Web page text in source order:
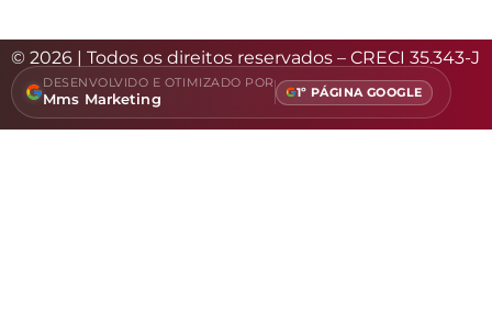
© 2026 | Todos os direitos reservados – CRECI 35.343-J
DESENVOLVIDO E OTIMIZADO POR
Mms Marketing 1º PÁGINA GOOGLE